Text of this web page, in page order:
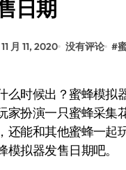
日期
11 月 11, 2020 没有评论 #
家扮演一只蜜蜂采集
还能和其他蜜蜂一起
模拟器发售日期吧。